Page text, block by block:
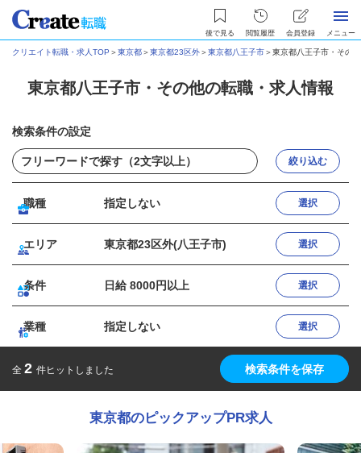
後で見る 閲覧履歴 会員登録 メニュー
クリエイト転職・求人TOP ＞東京都＞東京都23区外＞東京都八王子市＞東京都八王子市・その
東京都八王子市・その他の転職・求人情報
検索条件の設定
絞り込む
職種 指定しない 選択
エリア 東京都23区外(八王子市) 選択
条件 日給 8000円以上 選択
業種 指定しない 選択
全 2 件ヒットしました 検索条件を保存
東京都のピックアップPR求人